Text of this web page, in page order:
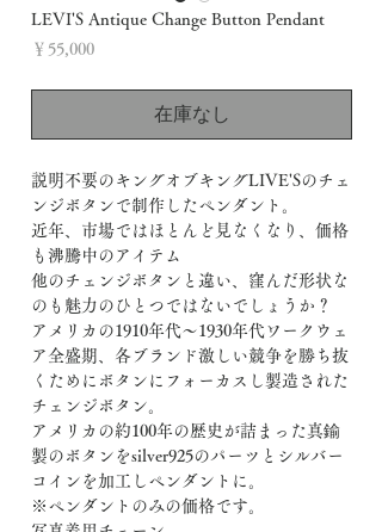
LEVI'S Antique Change Button Pendant
￥55,000価
在庫なし
説明不要のキングオブキングLIVE'Sのチェ
ンジボタンで制作したペンダント。
近年、市場ではほとんど見なくなり、価格
も沸騰中のアイテム
他のチェンジボタンと違い、窪んだ形状な
のも魅力のひとつではないでしょうか？
アメリカの1910年代〜1930年代ワークウェ
ア全盛期、各ブランド激しい競争を勝ち抜
くためにボタンにフォーカスし製造された
チェンジボタン。
アメリカの約100年の歴史が詰まった真鍮
製のボタンをsilver925のパーツとシルバー
コインを加工しペンダントに。
※ペンダントのみの価格です。